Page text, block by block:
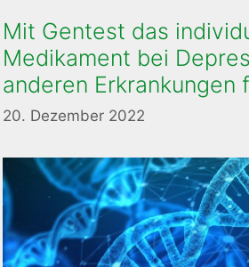
Mit Gentest das
Medikament bei
anderen Erkrankungen
20. Dezember 2022